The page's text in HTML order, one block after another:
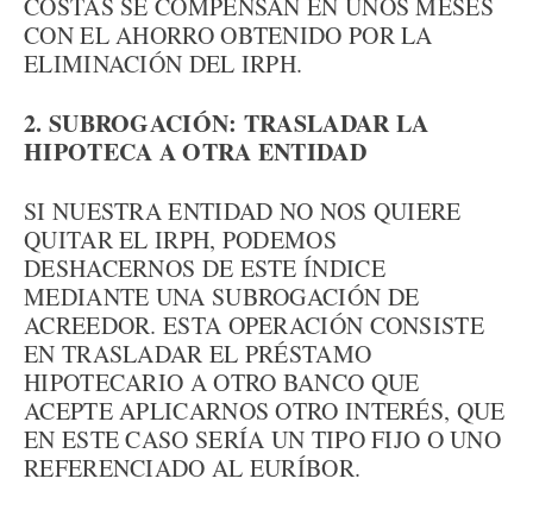
COSTAS SE COMPENSAN EN UNOS MESES
CON EL AHORRO OBTENIDO POR LA
ELIMINACIÓN DEL IRPH.
2. SUBROGACIÓN: TRASLADAR LA
HIPOTECA A OTRA ENTIDAD
SI NUESTRA ENTIDAD NO NOS QUIERE
QUITAR EL IRPH, PODEMOS
DESHACERNOS DE ESTE ÍNDICE
MEDIANTE UNA SUBROGACIÓN DE
ACREEDOR. ESTA OPERACIÓN CONSISTE
EN TRASLADAR EL PRÉSTAMO
HIPOTECARIO A OTRO BANCO QUE
ACEPTE APLICARNOS OTRO INTERÉS, QUE
EN ESTE CASO SERÍA UN TIPO FIJO O UNO
REFERENCIADO AL EURÍBOR.